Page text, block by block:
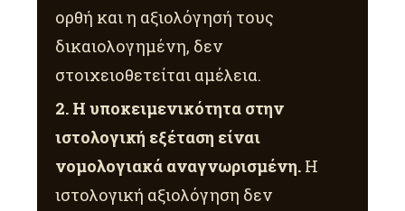
ορθή και η αξιολόγησή τους
δικαιολογημένη, δεν
στοιχειοθετείται αμέλεια.
2. Η υποκειμενικότητα στην
ιστολογική εξέταση είναι
νομολογιακά αναγνωρισμένη. Η
ιστολογική αξιολόγηση δεν